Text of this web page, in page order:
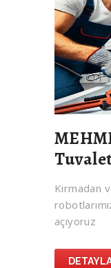
Kırmadan
açıyoruz